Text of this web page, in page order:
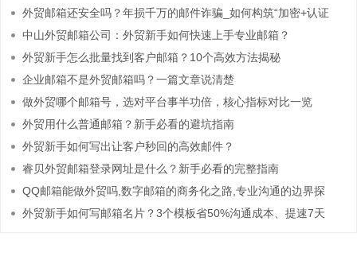
外贸邮箱还安全吗？年损千万的邮件诈骗_如何构筑“加密+认证
+审计”三维护
中山外贸邮箱公司：外贸新手如何快速上手专业邮箱？
外贸新手怎么批量找到客户邮箱？10个高效方法揭秘
企业邮箱不是外贸邮箱吗？一篇文章说清楚
做外贸哪个邮箱号，选对平台事半功倍，核心指标对比一览
外贸用什么普通邮箱？新手必看的避坑指南
外贸新手如何写出让客户秒回的高效邮件？
睿贝外贸邮箱登录网址是什么？新手必看的完整指南
QQ邮箱能做外贸吗,数字邮箱的商务化之路,专业沟通的边界探
索
外贸新手如何写邮箱名片？3个模板省50%沟通成本、提速7天